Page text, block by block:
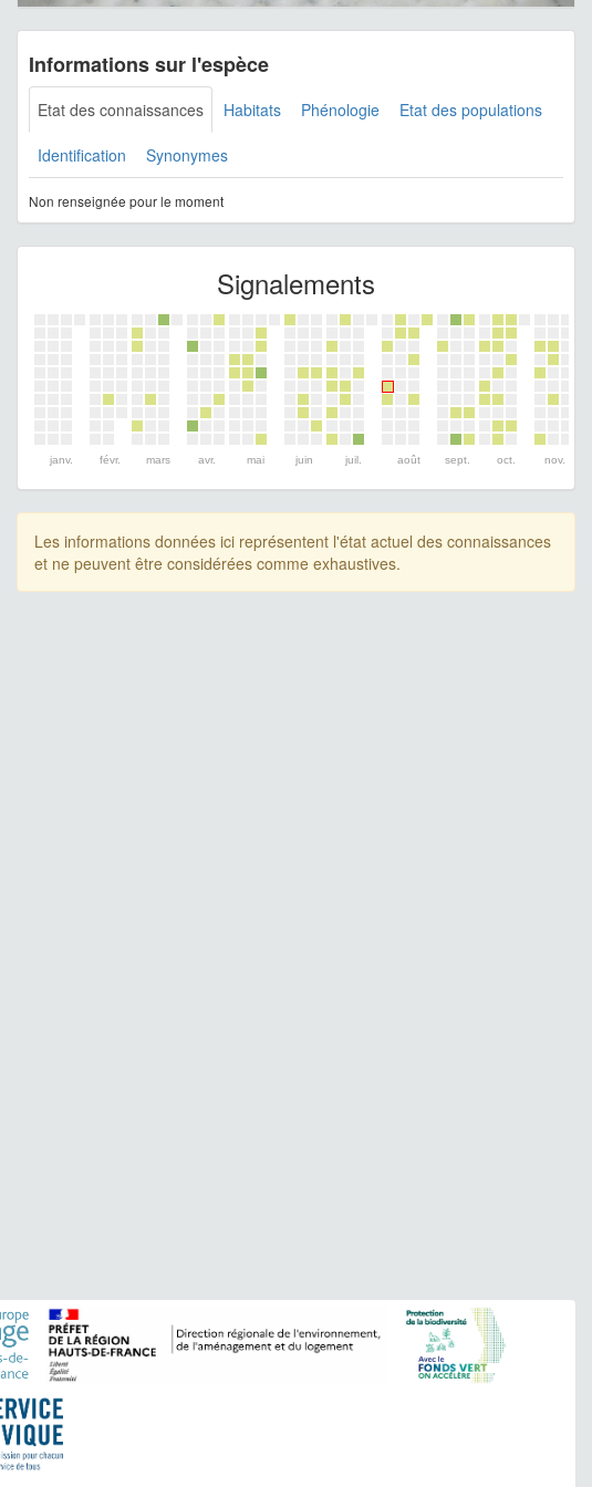
Informations sur l'espèce
Etat des connaissances Habitats Phénologie Etat des populations
Identification Synonymes
Non renseignée pour le moment
Signalements
janv. févr. mars avr. mai juin juil. août sept. oct. nov.
Les informations données ici représentent l'état actuel des connaissances
et ne peuvent être considérées comme exhaustives.